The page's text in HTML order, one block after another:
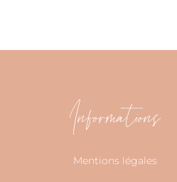
Informations
Mentions légales